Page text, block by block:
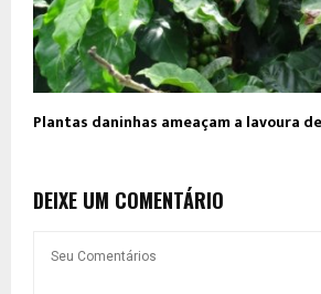
Plantas daninhas ameaçam a lavoura
DEIXE UM COMENTÁRIO